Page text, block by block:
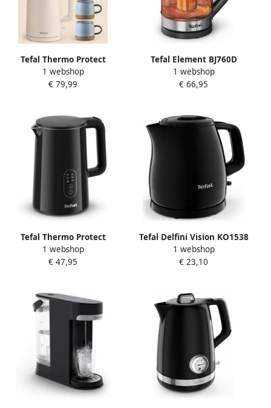
Tefal Thermo Protect
KO140B Waterkoker 1 5L + 2
blauwe-bruine mokken + 2
thee-infusers rosé-goud
CADEAUPAKKET
1 webshop
€ 79,99
Tefal Element BJ760D
Waterkoker 1.7 liter Glas
RVS 5 temperaturen
1 webshop
€ 66,95
Tefal Thermo Protect
KO6518 Waterkoker 1 5L
Dubbele Wand 6
1 webshop
€ 47,95
Tefal Delfini Vision KO1538
waterkoker 0 8 l 2400 W
Zwart
1 webshop
€ 23,10